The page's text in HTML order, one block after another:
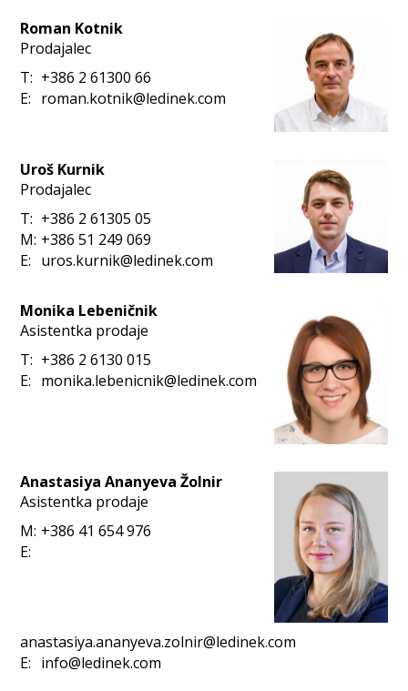
Roman Kotnik
Prodajalec
T: +386 2 61300 66
E: roman.kotnik@ledinek.com
Uroš Kurnik
Prodajalec
T: +386 2 61305 05
M: +386 51 249 069
E: uros.kurnik@ledinek.com
Monika Lebeničnik
Asistentka prodaje
T: +386 2 6130 015
E: monika.lebenicnik@ledinek.com
Anastasiya Ananyeva Žolnir
Asistentka prodaje
M: +386 41 654 976
E:
anastasiya.ananyeva.zolnir@ledinek.com
E: info@ledinek.com